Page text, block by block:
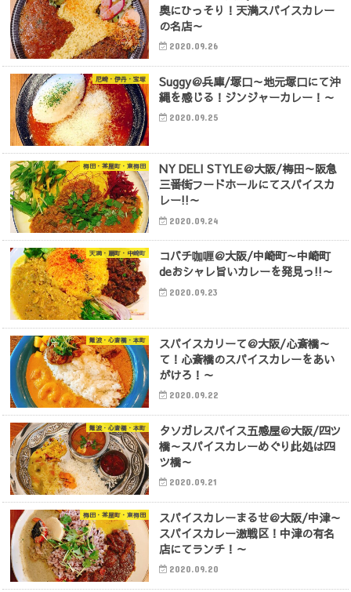
奥にひっそり！天満スパイスカレー
の名店～
2020.09.26
尼崎・伊丹・宝塚
Suggy＠兵庫/塚口～地元塚口にて沖
縄を感じる！ジンジャーカレー！～
2020.09.25
梅田・茶屋町・東梅田
NY DELI STYLE＠大阪/梅田～阪急
三番街フードホールにてスパイスカ
レー!!～
2020.09.24
天満・扇町・中崎町
コバチ咖喱＠大阪/中崎町～中崎町
deおシャレ旨いカレーを発見っ!!～
2020.09.23
難波・心斎橋・本町
スパイスカリーて＠大阪/心斎橋～
て！心斎橋のスパイスカレーをあい
がけろ！～
2020.09.22
難波・心斎橋・本町
タソガレスパイス五感屋＠大阪/四ツ
橋～スパイスカレーめぐり此処は四
ツ橋～
2020.09.21
梅田・茶屋町・東梅田
スパイスカレーまるせ＠大阪/中津～
スパイスカレー激戦区！中津の有名
店にてランチ！～
2020.09.20